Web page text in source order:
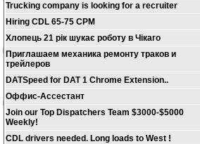
Trucking company is looking for a recruiter
Hiring CDL 65-75 CPM
Хлопець 21 рік шукає роботу в Чікаго
Приглашаем механика ремонту траков и
трейлеров
DATSpeed for DAT 1 Chrome Extension..
Оффис-Ассестант
Join our Top Dispatchers Team $3000-$5000
Weekly!
CDL drivers needed. Long loads to West !